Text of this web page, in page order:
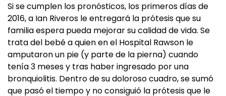
Si se cumplen los pronósticos, los primeros días de
2016, a Ian Riveros le entregará la prótesis que su
familia espera pueda mejorar su calidad de vida. Se
trata del bebé a quien en el Hospital Rawson le
amputaron un pie (y parte de la pierna) cuando
tenía 3 meses y tras haber ingresado por una
bronquiolitis. Dentro de su doloroso cuadro, se sumó
que pasó el tiempo y no consiguió la prótesis que le